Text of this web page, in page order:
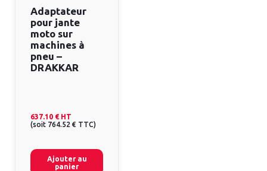
Adaptateur
pour jante
moto sur
machines à
pneu –
DRAKKAR
637.10 € HT
(soit 764.52 € TTC)
Ajouter au
panier